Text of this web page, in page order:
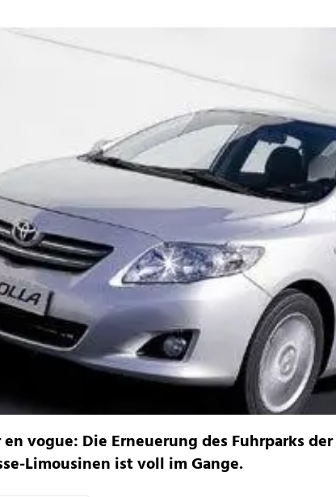
vogue: Die Erneuerung des Fuhrparks der
Limousinen ist voll im Gange.